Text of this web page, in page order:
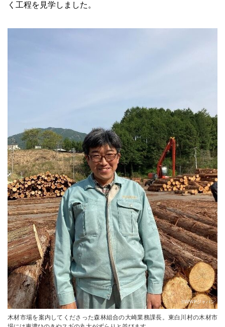
く工程を見学しました。
©WWFジャパン
木材市場を案内してくださった森林組合の大崎業務課長。東白川村の木材市